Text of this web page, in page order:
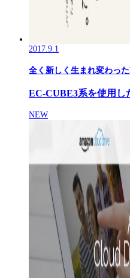
2017.9.1
全く新しく生まれ変わっ
EC-CUBE3系を使用し
NEW